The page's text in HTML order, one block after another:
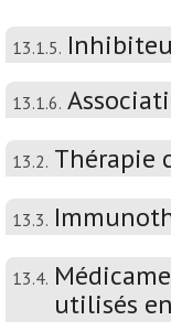
13.1.5.
13.1.6.
13.2. Thérapie
13.3.
13.4.
utilisés